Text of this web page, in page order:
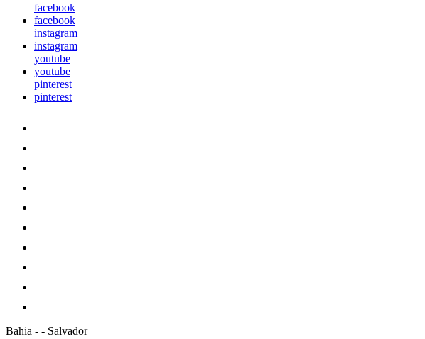
facebook
facebook
instagram
instagram
youtube
youtube
pinterest
pinterest
Bahia - - Salvador